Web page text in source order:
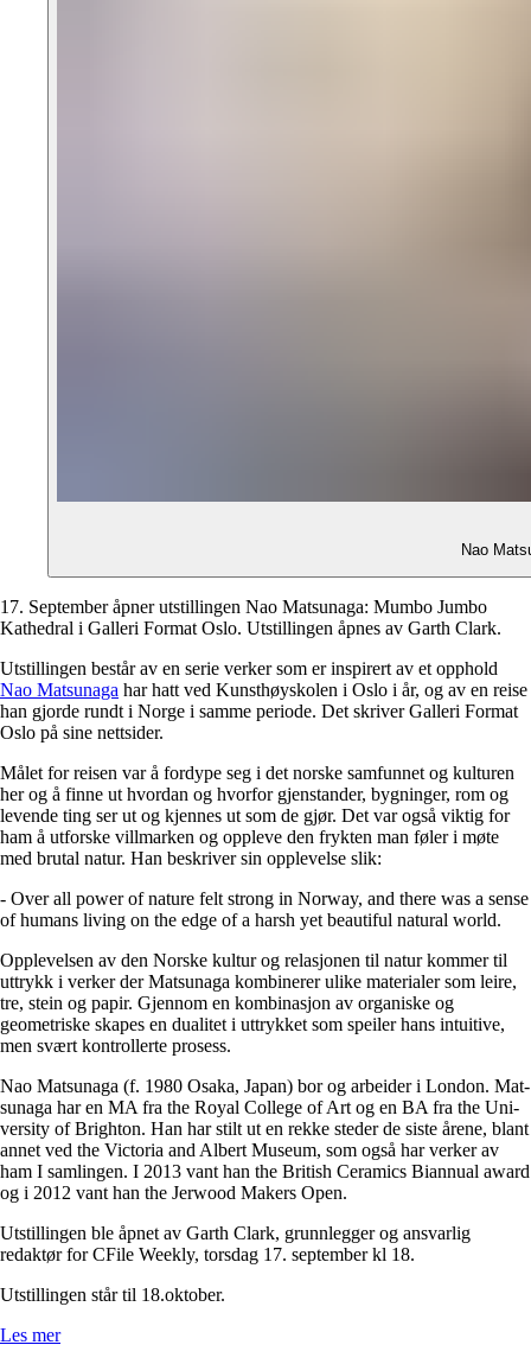
Nao
17. September åpner utstillingen Nao Matsunaga: Mumbo Jumbo
Kathedral i Galleri Format Oslo. Utstillingen åpnes av Garth Clark.
Utstillingen består av en serie verker som er inspirert av et opphold
Nao Mat­su­na­ga har hatt ved Kunsthøyskolen i Oslo i år, og av en reise
han gjorde rundt i Norge i samme periode. Det skriver Galleri Format
Oslo på sine nettsider.
Målet for reisen var å fordype seg i det norske samfunnet og kulturen
her og å finne ut hvordan og hvorfor gjenstander, bygninger, rom og
levende ting ser ut og kjennes ut som de gjør. Det var også viktig for
ham å utforske villmarken og oppleve den frykten man føler i møte
med brutal natur. Han beskriver sin opplevelse slik:
- Over all power of na­tu­re felt strong in Nor­way, and the­re was a sen­se
of hu­mans li­ving on the edge of a harsh yet beaut­i­ful na­tu­ral world.
Opplevelsen av den Norske kultur og relasjonen til natur kommer til
uttrykk i verker der Mat­su­naga kombinerer ulike materialer som leire,
tre, stein og papir. Gjennom en kombinasjon av organiske og
geometriske skapes en dualitet i uttrykket som speiler hans intuitive,
men svært kontrollerte prosess.
Nao Mat­su­naga (f. 1980 Osa­ka, Ja­pan) bor og arbeider i Lon­don. Mat­
su­naga har en MA fra the Royal Col­le­ge of Art og en BA fra the Uni­
ver­sity of Brighton. Han har stilt ut en rekke steder de siste årene, blant
annet ved the Victoria and Albert Museum, som også har verker av
ham I samlingen. I 2013 vant han the Bri­tish Ce­ra­mics Bian­nu­al award
og i 2012 vant han the Jer­wood Ma­kers Open.
Utstillingen ble åpnet av Garth Clark, grunnlegger og ansvarlig
redaktør for CFile Weekly, torsdag 17. september kl 18.
Utstillingen står til 18.oktober.
Les mer